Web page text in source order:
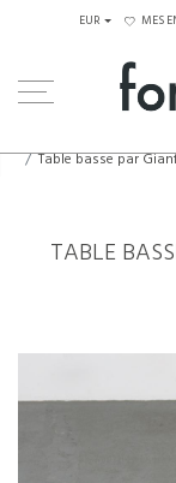
EUR MES
Table basse par
TABLE